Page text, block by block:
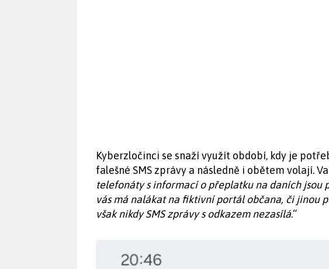
Kyberzločinci se snaží využít období, kdy je
falešné SMS zprávy a následně i obětem volají.
telefonáty s informací o přeplatku na daních jsou
vás má nalákat na fiktivní portál občana, či jinou
však nikdy SMS zprávy s odkazem nezasílá.“